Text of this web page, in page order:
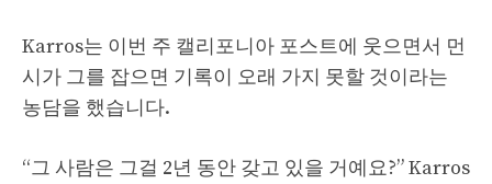
Karros는 이번 주 캘리포니아 포스트에 웃으면서 먼
시가 그를 잡으면 기록이 오래 가지 못할 것이라는
농담을 했습니다.
“그 사람은 그걸 2년 동안 갖고 있을 거예요?” Karros